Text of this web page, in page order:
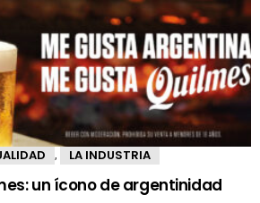
, LA INDUSTRIA
un ícono de argentinidad